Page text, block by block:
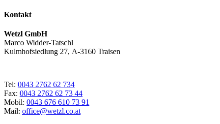
Kontakt
Wetzl GmbH
Marco Widder-Tatschl
Kulmhofsiedlung 27, A-3160 Traisen
Tel: 0043 2762 62 734
Fax: 0043 2762 62 73 44
Mobil: 0043 676 610 73 91
Mail: office@wetzl.co.at